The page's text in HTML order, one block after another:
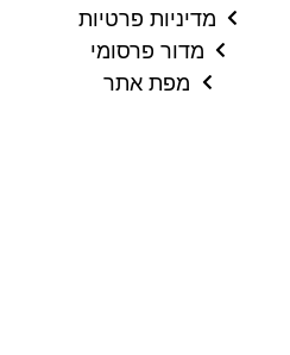
מדיניות פרטיות
מדור פרסומי
מפת אתר